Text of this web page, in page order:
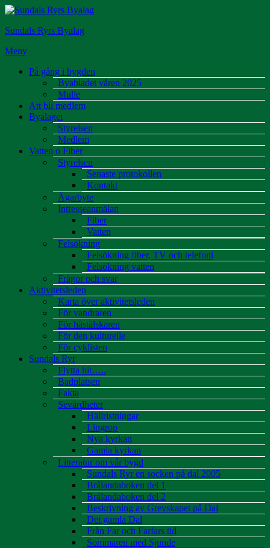
Hoppa
innehåll
Sundals Ryrs Byalag
Meny
På gång i bygden
Byabladet våren 2025
Mulle
Att bli medlem
Byalaget
Styrelsen
Medlem
Vatten o Fiber
Styrelsen
Senaste protokollen
Kontakt
Ägarbyte
Intresseanmälan
Fiber
Vatten
Felsökning
Felsökning fiber, TV och telefoni
Felsökning vatten
Frågor och svar
Aktivitetsleden
Karta över aktivitetsleden
För vandraren
För hästälskaren
För den kulturelle
För cyklisten
Sundals Ryr
Flytta hit…..
Badplatsen
Fakta
Sevärdheter
Hällristningar
Lingrop
Nya kyrkan
Gamla kyrkan
Litteratur om vår bygd
Sundals Ryr en socken på dal 2005
Brålandaboken del 1
Brålandaboken del 2
Beskrivning av Grevskapet på Dal
Det gamla Dal
Från Far och Farfars tid
Sommaren med Sjunde